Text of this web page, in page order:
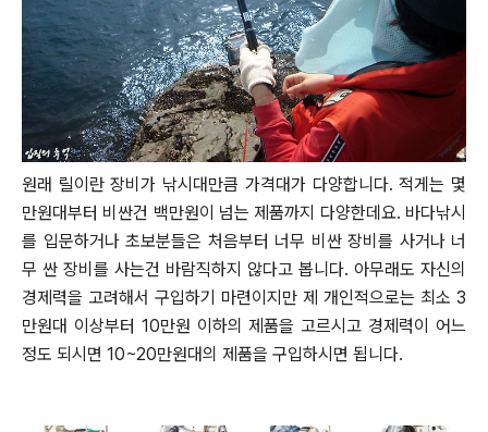
원래 릴이란 장비가 낚시대만큼 가격대가 다양합니다.적게는 몇
만원대부터 비싼건 백만원이 넘는 제품까지 다양한데요. 바다낚시
를 입문하거나 초보분들은 처음부터 너무 비싼 장비를 사거나 너
무 싼 장비를 사는건 바람직하지 않다고 봅니다. 아무래도 자신의
경제력을 고려해서 구입하기 마련이지만 제 개인적으로는 최소 3
만원대 이상부터 10만원 이하의 제품을 고르시고 경제력이 어느
정도 되시면 10~20만원대의 제품을 구입하시면 됩니다.